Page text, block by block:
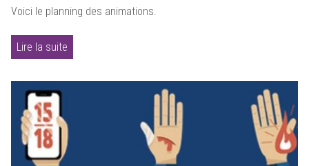
Voici le planning des animations.
Lire la suite